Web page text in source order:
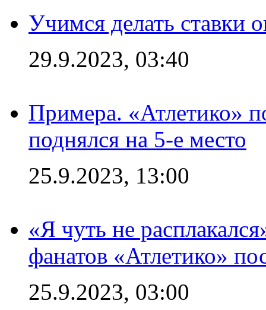
Учимся делать ставки
29.9.2023, 03:40
Примера. «Атлетико»
поднялся на 5-е место
25.9.2023, 13:00
«Я чуть не
фанатов «Атлетико»
25.9.2023, 03:00